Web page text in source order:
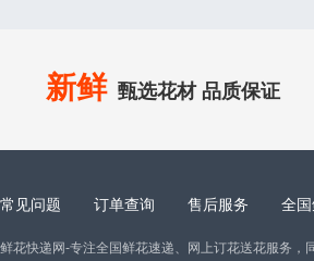
新鲜 甄选花材 品质保证
常见问题 订单查询 售后服务 全
鲜花快递网-专注全国鲜花速递、网上订花送花服务，